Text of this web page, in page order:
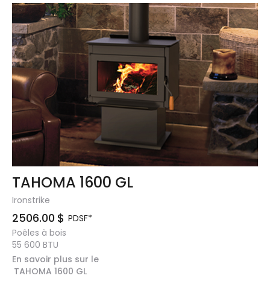
TAHOMA 1600 GL
Ironstrike
2506.00 $ PDSF*
Poêles à bois
55 600 BTU
En savoir plus sur le
TAHOMA 1600 GL